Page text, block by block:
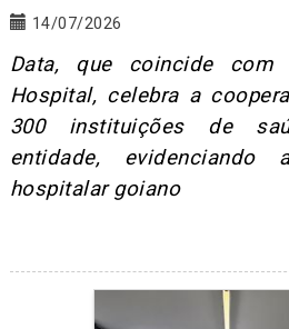
14/07/2026
Data, que coincide
Hospital, celebra a
300 instituições de
entidade,
hospitalar goiano